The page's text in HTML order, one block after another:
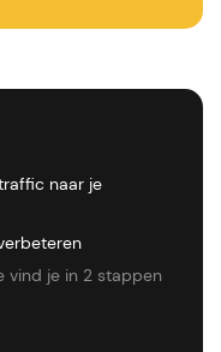
naar je
vind je in 2 stappen